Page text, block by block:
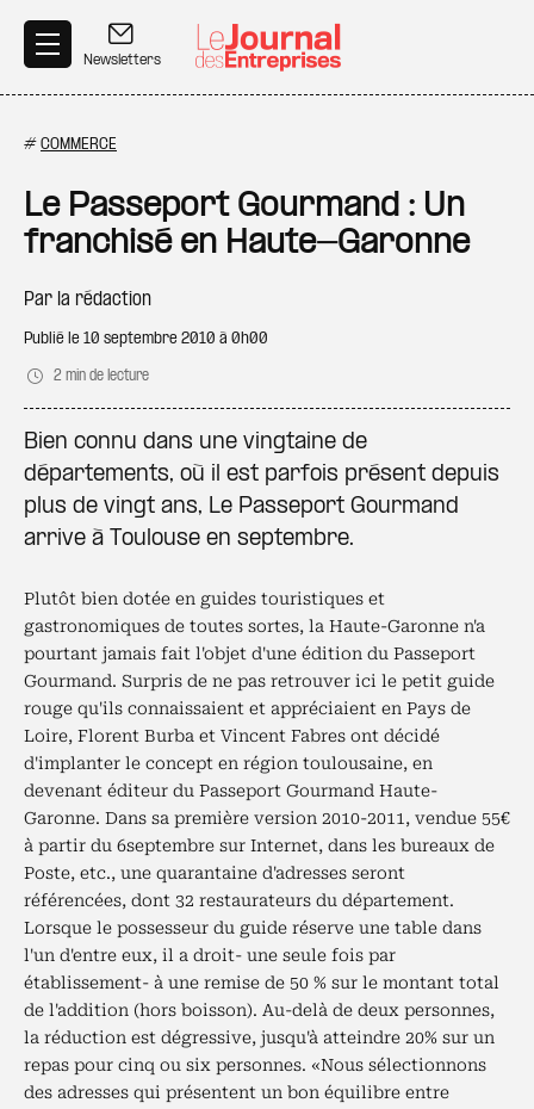
Newsletters
# COMMERCE
Le Passeport Gourmand : Un
franchisé en Haute-Garonne
Par la rédaction
Publié le 10 septembre 2010 à 0h00
2 min de lecture
Bien connu dans une vingtaine de
départements, où il est parfois présent depuis
plus de vingt ans, Le Passeport Gourmand
arrive à Toulouse en septembre.
Plutôt bien dotée en guides touristiques et
gastronomiques de toutes sortes, la Haute-Garonne n'a
pourtant jamais fait l'objet d'une édition du Passeport
Gourmand. Surpris de ne pas retrouver ici le petit guide
rouge qu'ils connaissaient et appréciaient en Pays de
Loire, Florent Burba et Vincent Fabres ont décidé
d'implanter le concept en région toulousaine, en
devenant éditeur du Passeport Gourmand Haute-
Garonne. Dans sa première version 2010-2011, vendue 55€
à partir du 6septembre sur Internet, dans les bureaux de
Poste, etc., une quarantaine d'adresses seront
référencées, dont 32 restaurateurs du département.
Lorsque le possesseur du guide réserve une table dans
l'un d'entre eux, il a droit- une seule fois par
établissement- à une remise de 50 % sur le montant total
de l'addition (hors boisson). Au-delà de deux personnes,
la réduction est dégressive, jusqu'à atteindre 20% sur un
repas pour cinq ou six personnes. «Nous sélectionnons
des adresses qui présentent un bon équilibre entre